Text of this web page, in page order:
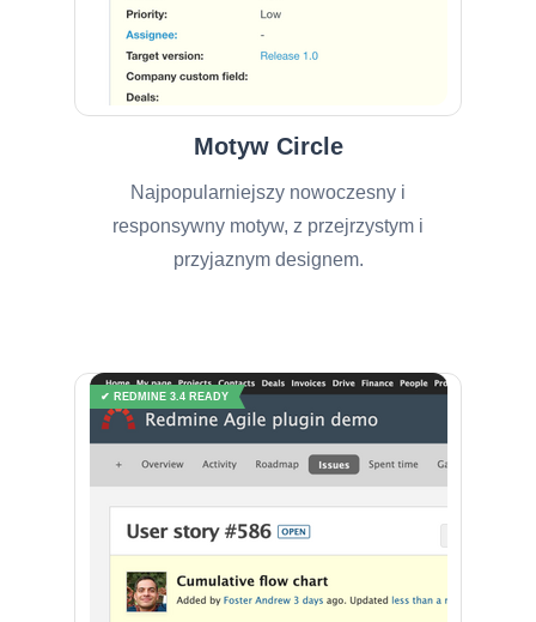
Motyw Circle
Najpopularniejszy nowoczesny i
responsywny motyw, z przejrzystym i
przyjaznym designem.
✔ REDMINE 3.4 READY